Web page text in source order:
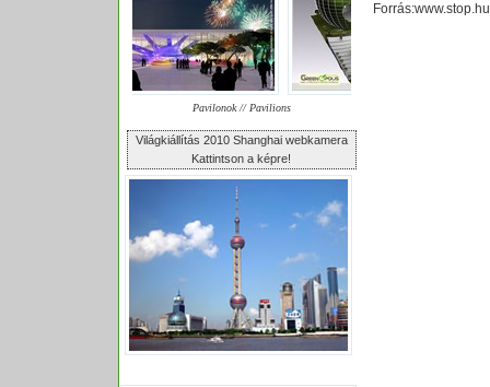
Pavilonok // Pavilions
Világkiállítás 2010 Shanghai webkamera
Kattintson a képre!
Forrás:www.stop.hu